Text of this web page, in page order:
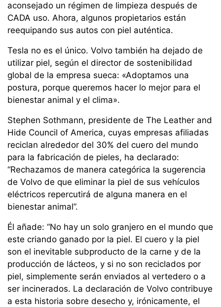
aconsejado un régimen de limpieza después de
CADA uso. Ahora, algunos propietarios están
reequipando sus autos con piel auténtica.
Tesla no es el único. Volvo también ha dejado de
utilizar piel, según el director de sostenibilidad
global de la empresa sueca: «Adoptamos una
postura, porque queremos hacer lo mejor para el
bienestar animal y el clima».
Stephen Sothmann, presidente de The Leather and
Hide Council of America, cuyas empresas afiliadas
reciclan alrededor del 30% del cuero del mundo
para la fabricación de pieles, ha declarado:
“Rechazamos de manera categórica la sugerencia
de Volvo de que eliminar la piel de sus vehículos
eléctricos repercutirá de alguna manera en el
bienestar animal”.
Él añade: “No hay un solo granjero en el mundo que
este criando ganado por la piel. El cuero y la piel
son el inevitable subproducto de la carne y de la
producción de lácteos, y si no son reciclados por
piel, simplemente serán enviados al vertedero o a
ser incinerados. La declaración de Volvo contribuye
a esta historia sobre desecho y, irónicamente, el